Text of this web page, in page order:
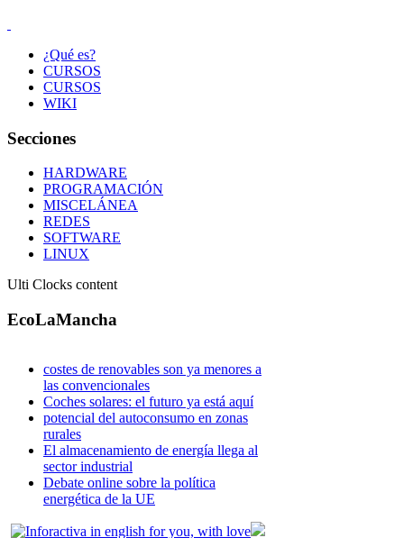
¿Qué es?
CURSOS
CURSOS
WIKI
Secciones
HARDWARE
PROGRAMACIÓN
MISCELÁNEA
REDES
SOFTWARE
LINUX
Ulti Clocks content
EcoLaMancha
costes de renovables son ya menores a
las convencionales
Coches solares: el futuro ya está aquí
potencial del autoconsumo en zonas
rurales
El almacenamiento de energía llega al
sector industrial
Debate online sobre la política
energética de la UE